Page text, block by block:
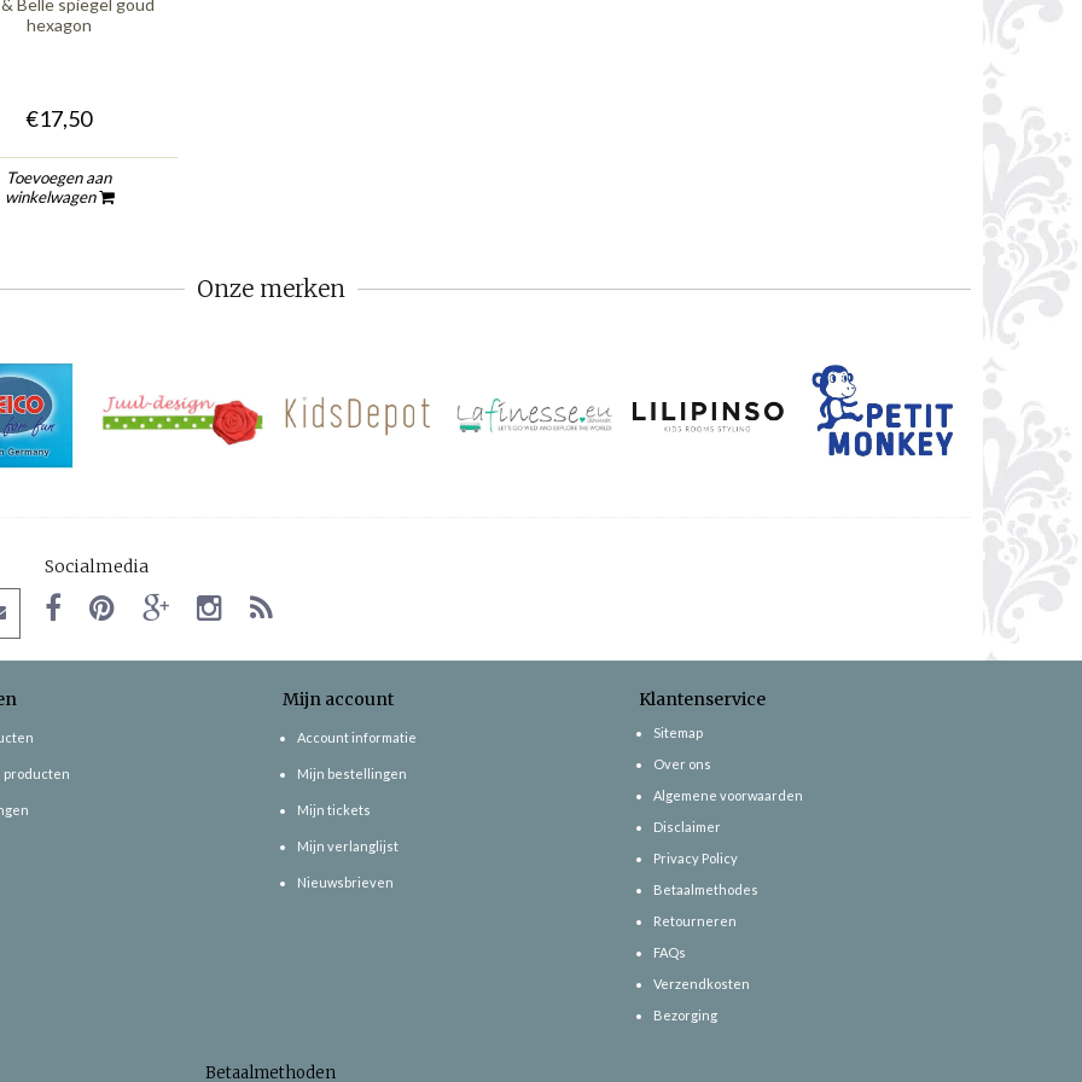
Belle spiegel goud
hexagon
€17,50
Toevoegen aan
winkelwagen
Onze merken
Socialmedia
producten
Mijn account
Account informatie
Mijn bestellingen
Mijn tickets
Mijn verlanglijst
Nieuwsbrieven
Klantenservice
Sitemap
Over ons
Algemene voorwaarden
Disclaimer
Privacy Policy
Betaalmethodes
Retourneren
FAQs
Verzendkosten
Bezorging
Betaalmethoden